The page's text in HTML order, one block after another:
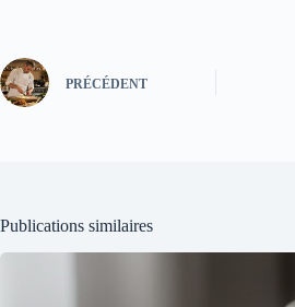
PRÉCÉDENT
Publications similaires